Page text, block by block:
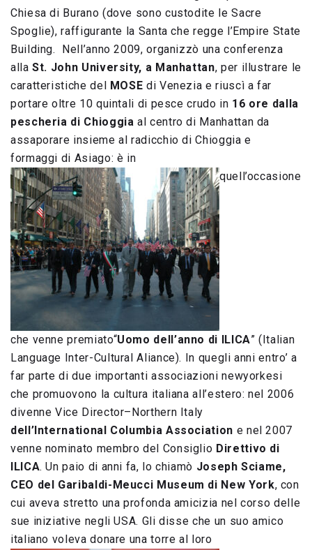
Chiesa di Burano (dove sono custodite le Sacre
Spoglie), raffigurante la Santa che regge l’Empire State
Building. Nell’anno 2009, organizzò una conferenza
allaSt. John University, a Manhattan, per illustrare le
caratteristiche del MOSE di Venezia e riuscì a far
portare oltre 10 quintali di pesce crudo in 16 ore dalla
pescheria di Chioggia al centro di Manhattan da
assaporare insieme al radicchio di Chioggia e
formaggi di Asiago: è in
quell’occasione
che venne premiato“Uomo dell’anno di ILICA” (Italian
Language Inter-Cultural Aliance). In quegli anni entro’ a
far parte di due importanti associazioni newyorkesi
che promuovono la cultura italiana all’estero: nel 2006
divenne Vice Director–Northern Italy
dell’International Columbia Association e nel 2007
venne nominato membro del Consiglio Direttivo di
ILICA. Un paio di anni fa, lo chiamò Joseph Sciame,
CEO del Garibaldi-Meucci Museum di New York, con
cui aveva stretto una profonda amicizia nel corso delle
sue iniziative negli USA. Gli disse che un suo amico
italiano voleva donare una torre al loro